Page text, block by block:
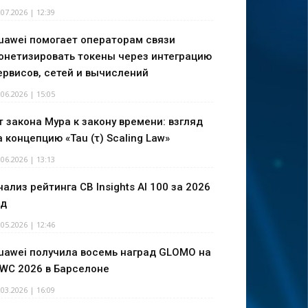
| 12:39
помогает операторам связи
токены через интеграцию
сетей и вычислений
| 15:05
закона Мура к закону времени: взгляд
концепцию «Tau (τ) Scaling Law»
| 13:13
рейтинга CB Insights AI 100 за 2026
| 12:46
получила восемь наград GLOMO на
2026 в Барселоне
| 16:09